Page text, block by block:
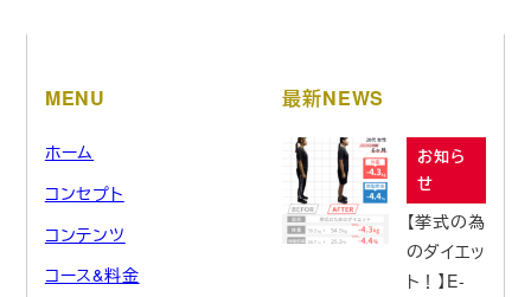
MENU
ホーム
コンセプト
コンテンツ
コース&料金
最新NEWS
お知ら
せ
【挙式の為
のダイエッ
ト！】E-